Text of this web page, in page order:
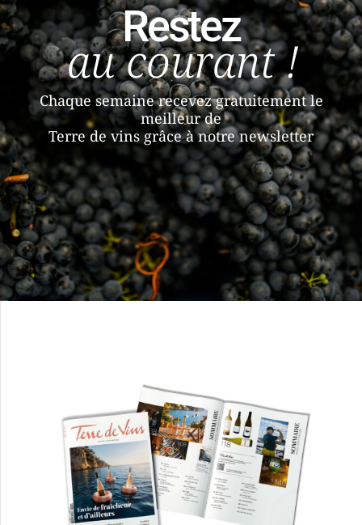
Restez
au courant !
Chaque semaine recevez gratuitement le
meilleur de
Terre de vins grâce à notre newsletter